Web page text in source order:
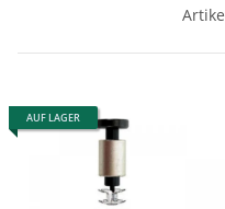
AUF LAGER